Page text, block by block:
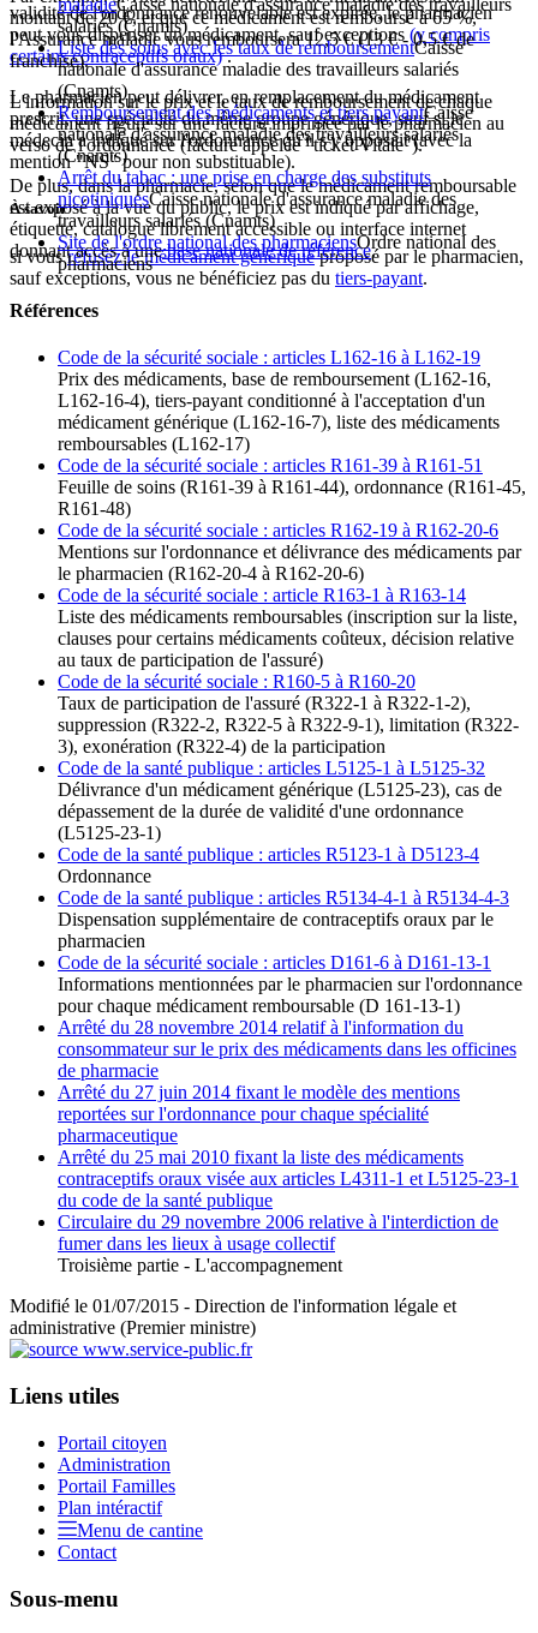
validité de l'ordonnance renouvelable est expirée, le pharmacien
peut vous dispenser un médicament, sauf exceptions (y compris
certains contraceptifs oraux).
Le pharmacien peut délivrer, en remplacement du médicament
prescrit, une spécialité du même groupe générique, sauf si le
médecin a indiqué sur l'ordonnance qu'il s'y opposait (avec la
mention "NS" pour non substituable).
À savoir
si vousrefusez le médicament génériqueproposé par le pharmacien,
sauf exceptions, vous ne bénéficiez pas du tiers-payant.
montant de20 €, et que ce médicament est remboursé à 65 %,
l'Assurance maladie vous remboursera12,5 €(13 €-0,5 €de
franchise).
L'information sur le prix et le taux de remboursement de chaque
médicament figure sur une facture imprimée par le pharmacien au
verso de l'ordonnance (facture appelée "ticket Vitale").
De plus, dans la pharmacie, selon que le médicament remboursable
est exposé à la vue du public, le prix est indiqué par affichage,
étiquette, catalogue librement accessible ou interface internet
donnant accès à unebase nationale de référence.
maladieCaisse nationale d'assurance maladie des travailleurs
salariés (Cnamts)
Liste des soins avec les taux de remboursementCaisse
nationale d'assurance maladie des travailleurs salariés
(Cnamts)
Remboursement des médicaments et tiers payantCaisse
nationale d'assurance maladie des travailleurs salariés
(Cnamts)
Arrêt du tabac : une prise en charge des substituts
nicotiniquesCaisse nationale d'assurance maladie des
travailleurs salariés (Cnamts)
Site de l'ordre national des pharmaciensOrdre national des
pharmaciens
Références
Code de la sécurité sociale : articles L162-16 à L162-19
Prix des médicaments, base de remboursement (L162-16,
L162-16-4), tiers-payant conditionné à l'acceptation d'un
médicament générique (L162-16-7), liste des médicaments
remboursables (L162-17)
Code de la sécurité sociale : articles R161-39 à R161-51
Feuille de soins (R161-39 à R161-44), ordonnance (R161-45,
R161-48)
Code de la sécurité sociale : articles R162-19 à R162-20-6
Mentions sur l'ordonnance et délivrance des médicaments par
le pharmacien (R162-20-4 à R162-20-6)
Code de la sécurité sociale : article R163-1 à R163-14
Liste des médicaments remboursables (inscription sur la liste,
clauses pour certains médicaments coûteux, décision relative
au taux de participation de l'assuré)
Code de la sécurité sociale : R160-5 à R160-20
Taux de participation de l'assuré (R322-1 à R322-1-2),
suppression (R322-2, R322-5 à R322-9-1), limitation (R322-
3), exonération (R322-4) de la participation
Code de la santé publique : articles L5125-1 à L5125-32
Délivrance d'un médicament générique (L5125-23), cas de
dépassement de la durée de validité d'une ordonnance
(L5125-23-1)
Code de la santé publique : articles R5123-1 à D5123-4
Ordonnance
Code de la santé publique : articles R5134-4-1 à R5134-4-3
Dispensation supplémentaire de contraceptifs oraux par le
pharmacien
Code de la sécurité sociale : articles D161-6 à D161-13-1
Informations mentionnées par le pharmacien sur l'ordonnance
pour chaque médicament remboursable (D 161-13-1)
Arrêté du 28 novembre 2014 relatif à l'information du
consommateur sur le prix des médicaments dans les officines
de pharmacie
Arrêté du 27 juin 2014 fixant le modèle des mentions
reportées sur l'ordonnance pour chaque spécialité
pharmaceutique
Arrêté du 25 mai 2010 fixant la liste des médicaments
contraceptifs oraux visée aux articles L4311-1 et L5125-23-1
du code de la santé publique
Circulaire du 29 novembre 2006 relative à l'interdiction de
fumer dans les lieux à usage collectif
Troisième partie - L'accompagnement
Modifié le 01/07/2015 - Direction de l'information légale et
administrative (Premier ministre)
Liens utiles
Portail citoyen
Administration
Portail Familles
Plan intéractif
Menu de cantine
Contact
Sous-menu